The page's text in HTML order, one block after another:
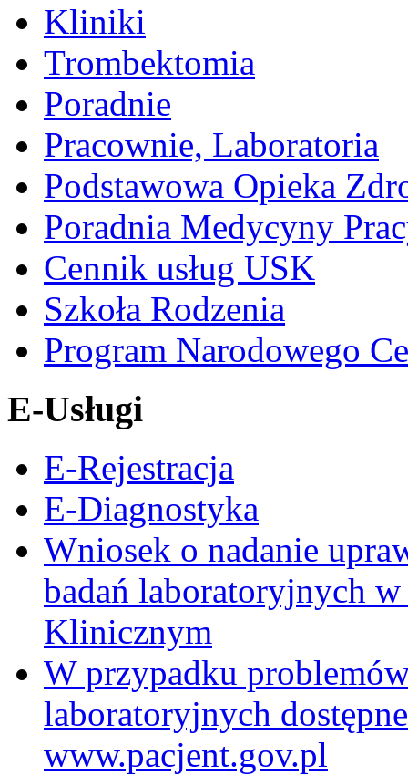
Kliniki
Trombektomia
Poradnie
Pracownie, Laboratoria
Podstawowa Opieka
Poradnia Medycyny
Cennik usług USK
Szkoła Rodzenia
Program Narodowego
E-Usługi
E-Rejestracja
E-Diagnostyka
Wniosek o nadanie
badań laboratoryjnych
Klinicznym
W przypadku
laboratoryjnych
www.pacjent.gov.pl